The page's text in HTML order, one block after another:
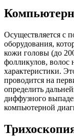
Осуществляется с
оборудования,
кожи головы (до
фолликулов, волос
характеристики.
проводится на
определить
диффузного
компьютерной